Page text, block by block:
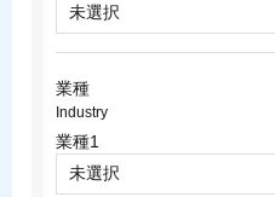
業種
Industry
業種1